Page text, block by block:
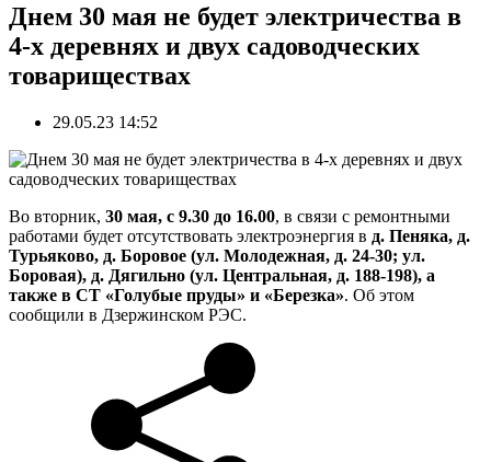
Днем 30 мая не будет электричества в
4-х деревнях и двух садоводческих
товариществах
29.05.23 14:52
Во вторник, 30 мая, с 9.30 до 16.00, в связи с ремонтными
работами будет отсутствовать электроэнергия в д. Пеняка, д.
Турьяково, д. Боровое (ул. Молодежная, д. 24-30; ул.
Боровая), д. Дягильно (ул. Центральная, д. 188-198), а
также в СТ «Голубые пруды» и «Березка». Об этом
сообщили в Дзержинском РЭС.